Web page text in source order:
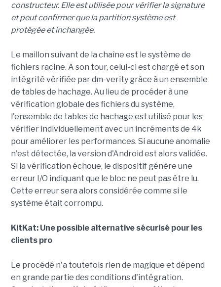
constructeur. Elle est utilisée pour vérifier la signature
et peut confirmer que la partition système est
protégée et inchangée.
Le maillon suivant de la chaîne est le système de
fichiers racine. A son tour, celui-ci est chargé et son
intégrité vérifiée par dm-verity grâce à un ensemble
de tables de hachage. Au lieu de procéder à une
vérification globale des fichiers du système,
l'ensemble de tables de hachage est utilisé pour les
vérifier individuellement avec un incréments de 4k
pour améliorer les performances. Si aucune anomalie
n'est détectée, la version d'Android est alors validée.
Si la vérification échoue, le dispositif génère une
erreur I/O indiquant que le bloc ne peut pas être lu.
Cette erreur sera alors considérée comme si le
système était corrompu.
KitKat: Une possible alternative sécurisé pour les
clients pro
Le procédé n'a toutefois rien de magique et dépend
en grande partie des conditions d'intégration.